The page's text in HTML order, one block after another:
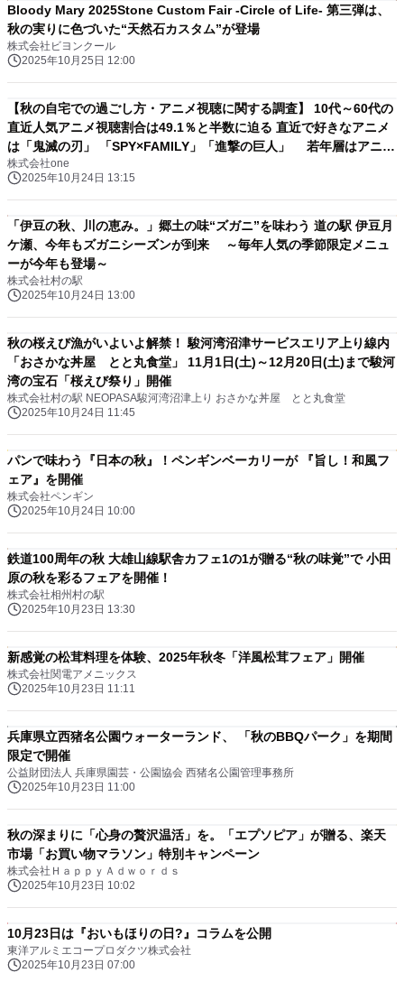
Bloody Mary 2025Stone Custom Fair -Circle of Life- 第三弾は、
秋の実りに色づいた“天然石カスタム”が登場
株式会社ビヨンクール
2025年10月25日 12:00
【秋の自宅での過ごし方・アニメ視聴に関する調査】 10代～60代の
直近人気アニメ視聴割合は49.1％と半数に迫る 直近で好きなアニメ
は「鬼滅の刃」 「SPY×FAMILY」「進撃の巨人」 若年層はアニメ
コラボグッズへの出費に積極的
株式会社one
2025年10月24日 13:15
「伊豆の秋、川の恵み。」郷土の味“ズガニ”を味わう 道の駅 伊豆月
ケ瀬、今年もズガニシーズンが到来 ～毎年人気の季節限定メニュ
ーが今年も登場～
株式会社村の駅
2025年10月24日 13:00
秋の桜えび漁がいよいよ解禁！ 駿河湾沼津サービスエリア上り線内
「おさかな丼屋 とと丸食堂」 11月1日(土)～12月20日(土)まで駿河
湾の宝石「桜えび祭り」開催
株式会社村の駅 NEOPASA駿河湾沼津上り おさかな丼屋 とと丸食堂
2025年10月24日 11:45
パンで味わう『日本の秋』！ペンギンベーカリーが 『旨し！和風フ
ェア』を開催
株式会社ペンギン
2025年10月24日 10:00
鉄道100周年の秋 大雄山線駅舎カフェ1の1が贈る“秋の味覚”で 小田
原の秋を彩るフェアを開催！
株式会社相州村の駅
2025年10月23日 13:30
新感覚の松茸料理を体験、2025年秋冬「洋風松茸フェア」開催
株式会社関電アメニックス
2025年10月23日 11:11
兵庫県立西猪名公園ウォーターランド、 「秋のBBQパーク」を期間
限定で開催
公益財団法人 兵庫県園芸・公園協会 西猪名公園管理事務所
2025年10月23日 11:00
秋の深まりに「心身の贅沢温活」を。「エプソピア」が贈る、楽天
市場「お買い物マラソン」特別キャンペーン
株式会社ＨａｐｐｙＡｄｗｏｒｄｓ
2025年10月23日 10:02
10月23日は『おいもほりの日?』コラムを公開
東洋アルミエコープロダクツ株式会社
2025年10月23日 07:00